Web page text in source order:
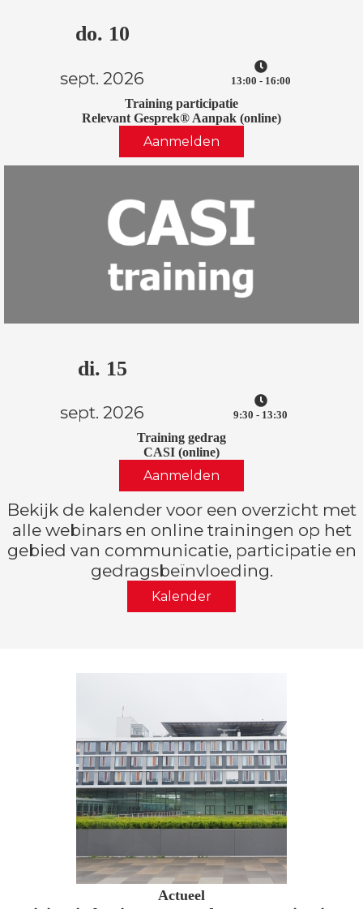
do. 10
sept. 2026 13:00 - 16:00
Training participatie
Relevant Gesprek® Aanpak (online)
Aanmelden
di. 15
sept. 2026 9:30 - 13:30
Training gedrag
CASI (online)
Aanmelden
Bekijk de kalender voor een overzicht met
alle webinars en online trainingen op het
gebied van communicatie, participatie en
gedragsbeïnvloeding.
Kalender
Actueel